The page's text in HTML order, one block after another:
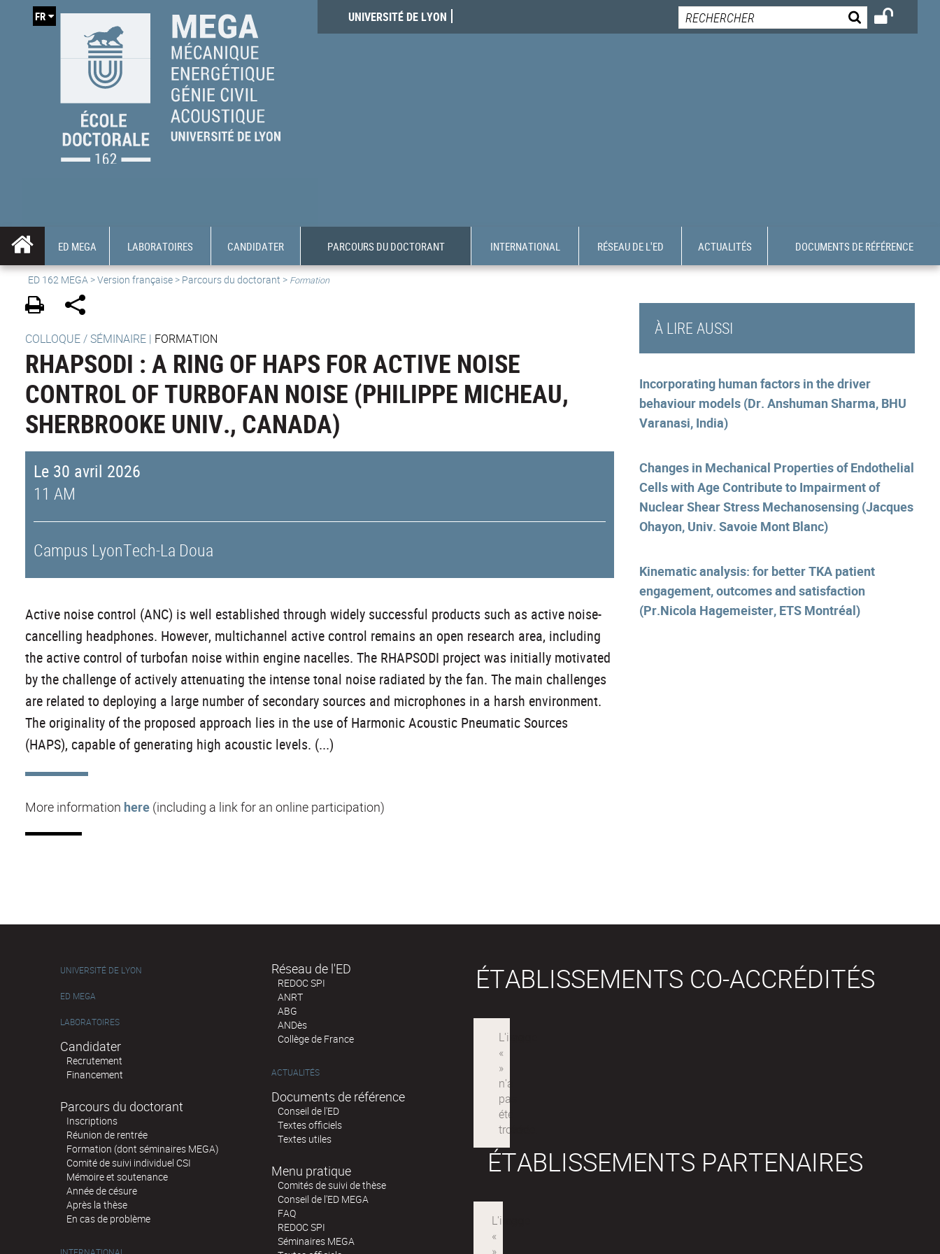
UNIVERSITÉ DE LYON
FR
ED MEGA LABORATOIRES CANDIDATER PARCOURS DU DOCTORANT INTERNATIONAL RÉSEAU DE L'ED ACTUALITÉS DOCUMENTS DE RÉFÉRENCE
ED 162 MEGA >Version française > Parcours du doctorant > Formation
COLLOQUE / SÉMINAIRE | FORMATION
RHAPSODI : A RING OF HAPS FOR ACTIVE NOISE
CONTROL OF TURBOFAN NOISE (PHILIPPE MICHEAU,
SHERBROOKE UNIV., CANADA)
Le 30 avril 2026
11 AM
Campus LyonTech-La Doua
Active noise control (ANC) is well established through widely successful products such as active noise-
cancelling headphones. However, multichannel active control remains an open research area, including
the active control of turbofan noise within engine nacelles. The RHAPSODI project was initially motivated
by the challenge of actively attenuating the intense tonal noise radiated by the fan. The main challenges
are related to deploying a large number of secondary sources and microphones in a harsh environment.
The originality of the proposed approach lies in the use of Harmonic Acoustic Pneumatic Sources
(HAPS), capable of generating high acoustic levels. (...)
More information here (including a link for an online participation)
À LIRE AUSSI
Incorporating human factors in the driver
behaviour models (Dr. Anshuman Sharma, BHU
Varanasi, India)
Changes in Mechanical Properties of Endothelial
Cells with Age Contribute to Impairment of
Nuclear Shear Stress Mechanosensing (Jacques
Ohayon, Univ. Savoie Mont Blanc)
Kinematic analysis: for better TKA patient
engagement, outcomes and satisfaction
(Pr.Nicola Hagemeister, ETS Montréal)
UNIVERSITÉ DE LYON
ED MEGA
LABORATOIRES
Candidater
Recrutement
Financement
Parcours du doctorant
Inscriptions
Réunion de rentrée
Formation (dont séminaires MEGA)
Comité de suivi individuel CSI
Mémoire et soutenance
Année de césure
Après la thèse
En cas de problème
Réseau de l'ED
REDOC SPI
ANRT
ABG
ANDès
Collège de France
ACTUALITÉS
Documents de référence
Conseil de l'ED
Textes officiels
Textes utiles
Menu pratique
Comités de suivi de thèse
Conseil de l'ED MEGA
FAQ
REDOC SPI
Séminaires MEGA
ÉTABLISSEMENTS CO-ACCRÉDITÉS
ÉTABLISSEMENTS PARTENAIRES